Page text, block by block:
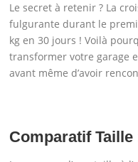
Le secret à retenir ? La
fulgurante durant le
kg en 30 jours ! Voilà
transformer votre garage
avant même d’avoir
Comparatif Taille